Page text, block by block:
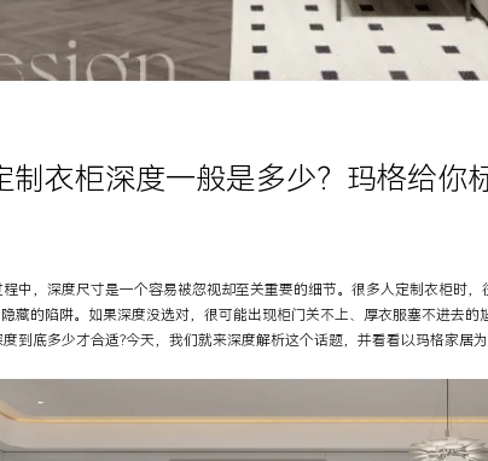
制衣柜深度一般是多少？玛格给你
，深度尺寸是一个容易被忽视却至关重要的细节。很多人定制衣柜时，
藏的陷阱。如果深度没选对，很可能出现柜门关不上、厚衣服塞不进去的
底多少才合适?今天，我们就来深度解析这个话题，并看看以玛格家居为